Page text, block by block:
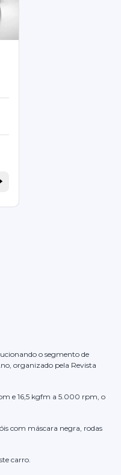
o segmento de
organizado pela Revista
e 16,5 kgfm a 5.000 rpm, o
com máscara negra, rodas
carro.